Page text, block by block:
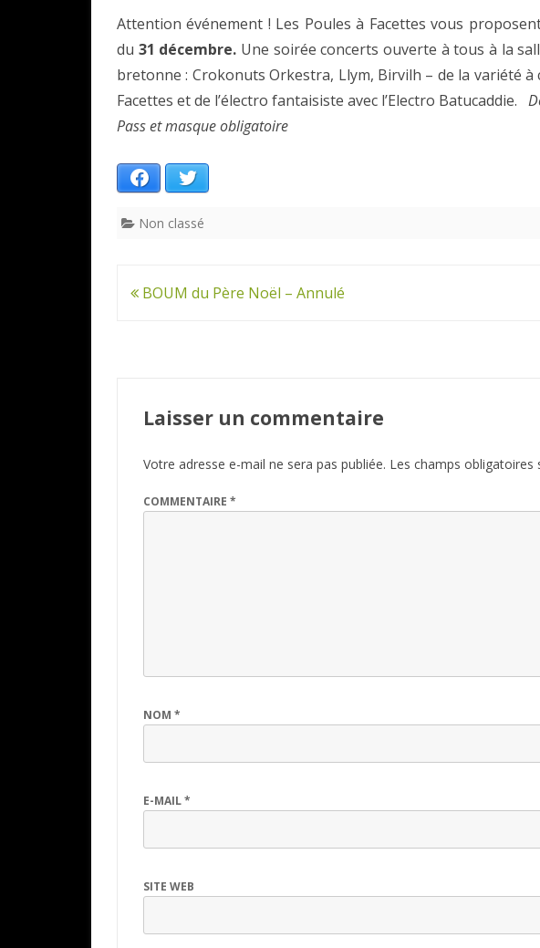
Attention événement ! Les Poules à Facettes vous
du 31 décembre. Une soirée concerts ouverte à tous à la
bretonne : Crokonuts Orkestra, Llym, Birvilh – de la variété
Facettes et de l’électro fantaisiste avec l’Electro Batucaddie.
Pass et masque obligatoire
Facebook
Non classé
Navigation
BOUM du Père Noël – Annulé
Laisser un commentaire
Votre adresse e-mail ne sera pas publiée. Les champs obligatoires
COMMENTAIRE *
NOM *
E-MAIL*
SITE WEB